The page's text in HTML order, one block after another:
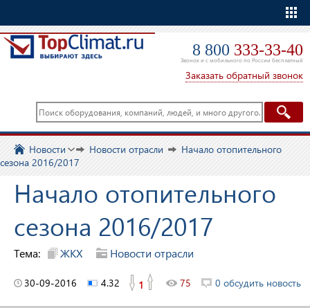
8 800 333-33-40
Звонок и с мобильного по России бесплатный
Заказать обратный звонок
Новости Новости отрасли
Начало отопительного
сезона 2016/2017
Начало отопительного
сезона 2016/2017
Тема: ЖКХ Новости отрасли
30-09-2016 4.32 1 75 0 обсудить новость